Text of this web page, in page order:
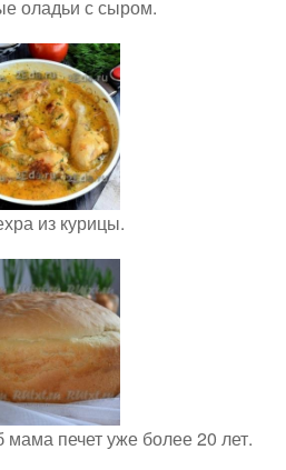
оладьи с сыром.
из курицы.
печет уже более 20 лет.